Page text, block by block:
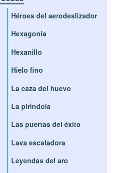
Héroes del aerodeslizador
Hexagonía
Hexanillo
Hielo fino
La caza del huevo
La pirindola
Las puertas del éxito
Lava escaladora
Leyendas del aro